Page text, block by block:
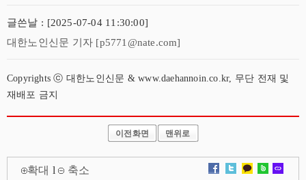
글쓴날 : [2025-07-04 11:30:00]
대한노인신문 기자 [p5771@nate.com]
Copyrights ⓒ 대한노인신문 & www.daehannoin.co.kr, 무단 전재 및
재배포 금지
이전화면 맨위로
확대 l 축소